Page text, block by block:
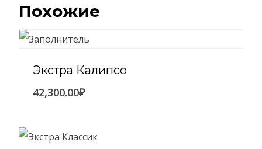
Похожие
Экстра Калипсо
42,300.00₽